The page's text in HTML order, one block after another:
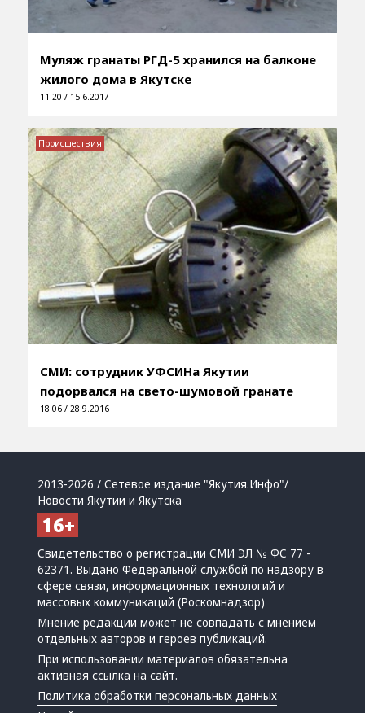
Муляж гранаты РГД-5 хранился на балконе
жилого дома в Якутске
11:20 / 15.6.2017
СМИ: сотрудник УФСИНа Якутии
подорвался на свето-шумовой гранате
18:06 / 28.9.2016
Происшествия
2013-2026 / Сетевое издание "Якутия.Инфо"/
Новости Якутии и Якутска
Свидетельство о регистрации СМИ ЭЛ № ФС 77 -
62371. Выдано Федеральной службой по надзору в
сфере связи, информационных технологий и
массовых коммуникаций (Роскомнадзор)
Мнение редакции может не совпадать с мнением
отдельных авторов и героев публикаций.
При использовании материалов обязательна
активная ссылка на сайт.
Политика обработки персональных данных